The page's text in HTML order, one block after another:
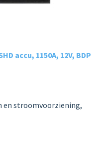
accu, 1150A, 12V, BDP
en stroomvoorziening,